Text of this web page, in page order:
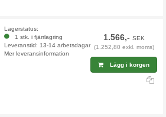
Lagerstatus:
1 stk. i fjärrlagring
Leveranstid: 13-14 arbetsdagar
Mer leveransinformation
1.566,- SEK
(1.252,80 exkl. moms)
Lägg i korgen